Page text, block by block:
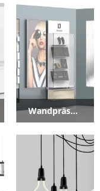
Wandpräsentation